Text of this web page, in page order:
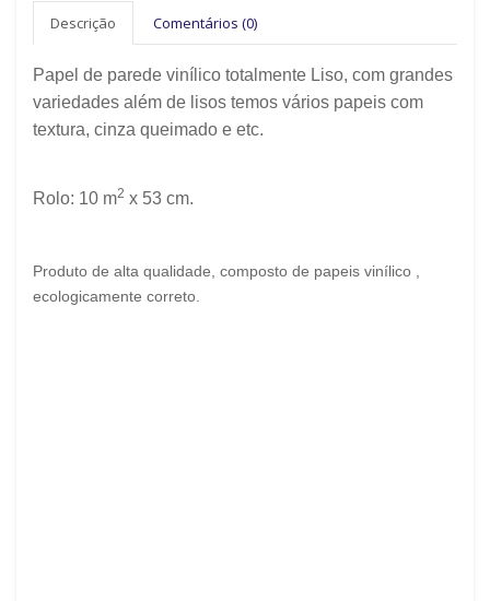
Descrição Comentários (0)
Papel de parede vinílico totalmente Liso, com grandes
variedades além de lisos temos vários papeis com
textura, cinza queimado e etc.
Rolo: 10 m2 x 53 cm.
Produto de alta qualidade, composto de papeis vinílico ,
ecologicamente correto.